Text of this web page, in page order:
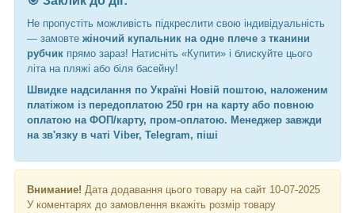
Не пропустіть можливість підкреслити свою індивідуальність
— замовте жіночий купальник на одне плече з тканини
рубчик прямо зараз! Натисніть «Купити» і блискуйте цього
літа на пляжі або біля басейну!
Швидке надсилання по Україні Новій поштою, наложеним
платіжом із передоплатою 250 грн на карту або повною
оплатою на ФОП/карту, пром-оплатою. Менеджер завжди
на зв'язку в чаті Viber, Telegram, піші
Внимание! Дата додавання цього товару на сайт 10-07-2025
У коментарях до замовлення вкажіть розмір товару